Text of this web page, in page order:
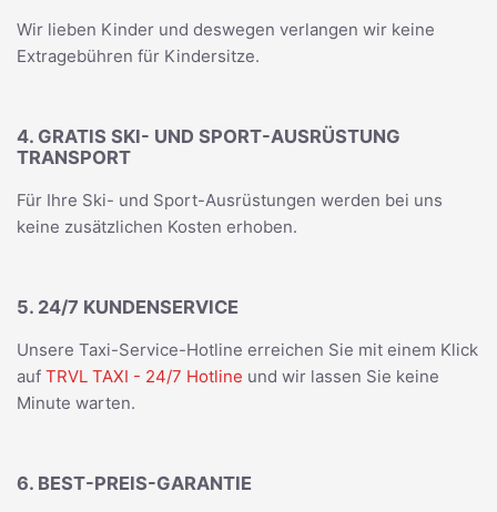
Wir lieben Kinder und deswegen verlangen wir keine
Extragebühren für Kindersitze.
4. GRATIS SKI- UND SPORT-AUSRÜSTUNG
TRANSPORT
Für Ihre Ski- und Sport-Ausrüstungen werden bei uns
keine zusätzlichen Kosten erhoben.
5. 24/7 KUNDENSERVICE
Unsere Taxi-Service-Hotline erreichen Sie mit einem Klick
auf TRVL TAXI - 24/7 Hotline und wir lassen Sie keine
Minute warten.
6. BEST-PREIS-GARANTIE